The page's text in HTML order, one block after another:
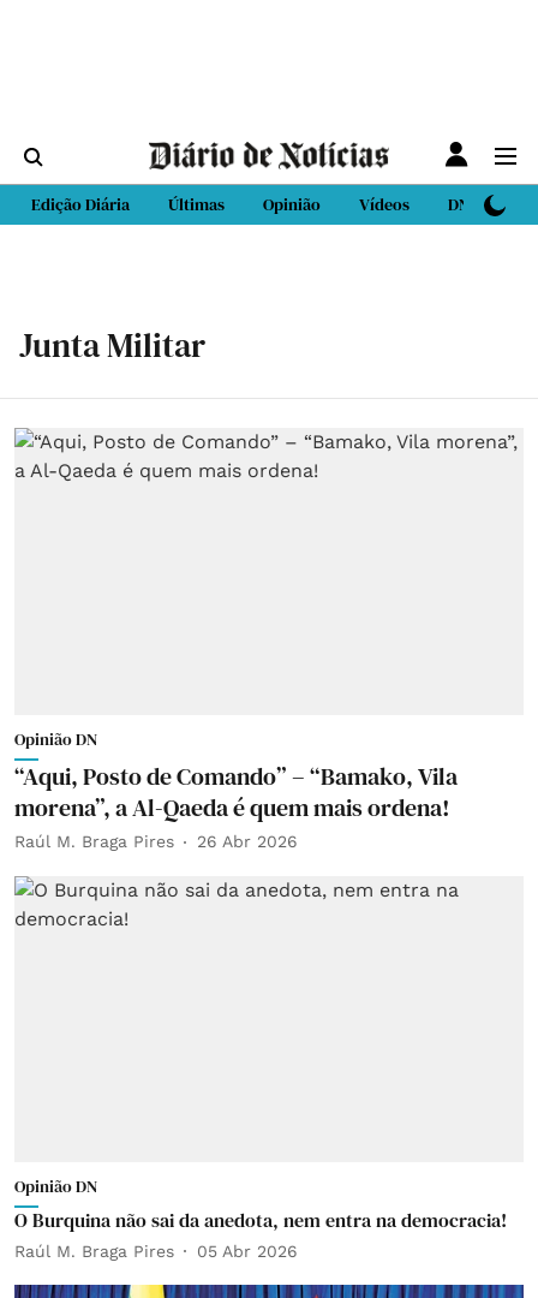
Edição Diária Últimas Opinião Vídeos DN Sport
Junta Militar
Opinião DN
“Aqui, Posto de Comando” – “Bamako, Vila
morena”, a Al-Qaeda é quem mais ordena!
Raúl M. Braga Pires 26 Abr 2026
Opinião DN
O Burquina não sai da anedota, nem entra na democracia!
Raúl M. Braga Pires 05 Abr 2026